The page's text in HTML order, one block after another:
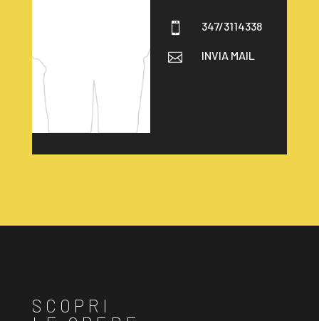
 347/3114338
 INVIA MAIL
SCOPRI